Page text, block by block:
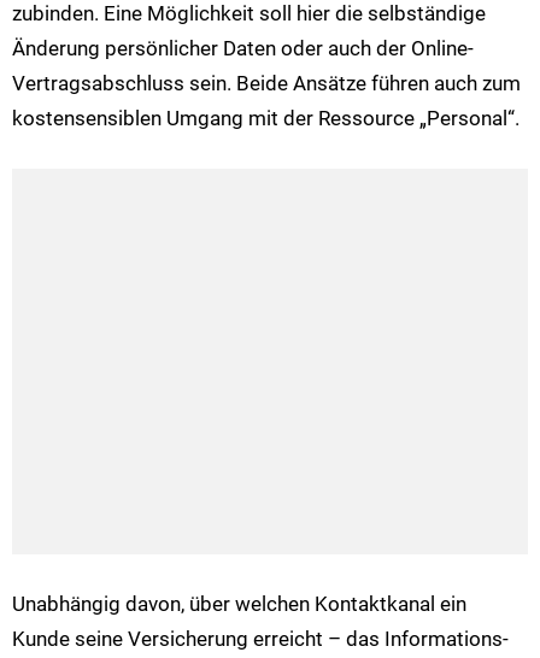
zubinden. Eine Möglichkeit soll hier die selbständige
Änderung persönlicher Daten oder auch der Online-
Vertragsabschluss sein. Beide Ansätze führen auch zum
kostensensiblen Umgang mit der Ressource „Personal“.
Unabhängig davon, über welchen Kontaktkanal ein
Kunde seine Versicherung erreicht – das Informations-